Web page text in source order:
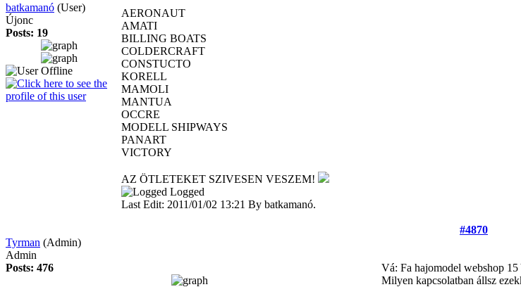
batkamanó (User)
Újonc
Posts: 19
AERONAUT
AMATI
BILLING BOATS
COLDERCRAFT
CONSTUCTO
KORELL
MAMOLI
MANTUA
OCCRE
MODELL SHIPWAYS
PANART
VICTORY
AZ ÖTLETEKET SZIVESEN VESZEM!
Logged
Last Edit: 2011/01/02 13:21 By batkamanó.
#4870
Tyrman (Admin)
Admin
Posts: 476
Vá: Fa hajomodel webshop 15
Milyen kapcsolatban állsz